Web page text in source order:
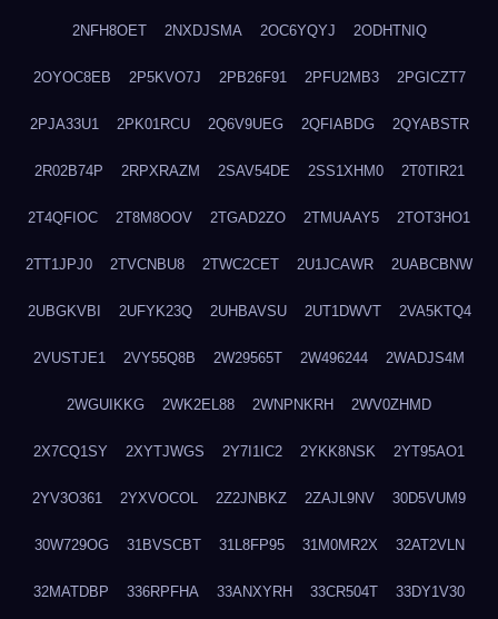
2NFH8OET 2NXDJSMA 2OC6YQYJ 2ODHTNIQ
2OYOC8EB 2P5KVO7J 2PB26F91 2PFU2MB3 2PGICZT7
2PJA33U1 2PK01RCU 2Q6V9UEG 2QFIABDG 2QYABSTR
2R02B74P 2RPXRAZM 2SAV54DE 2SS1XHM0 2T0TIR21
2T4QFIOC 2T8M8OOV 2TGAD2ZO 2TMUAAY5 2TOT3HO1
2TT1JPJ0 2TVCNBU8 2TWC2CET 2U1JCAWR 2UABCBNW
2UBGKVBI 2UFYK23Q 2UHBAVSU 2UT1DWVT 2VA5KTQ4
2VUSTJE1 2VY55Q8B 2W29565T 2W496244 2WADJS4M
2WGUIKKG 2WK2EL88 2WNPNKRH 2WV0ZHMD
2X7CQ1SY 2XYTJWGS 2Y7I1IC2 2YKK8NSK 2YT95AO1
2YV3O361 2YXVOCOL 2Z2JNBKZ 2ZAJL9NV 30D5VUM9
30W729OG 31BVSCBT 31L8FP95 31M0MR2X 32AT2VLN
32MATDBP 336RPFHA 33ANXYRH 33CR504T 33DY1V30